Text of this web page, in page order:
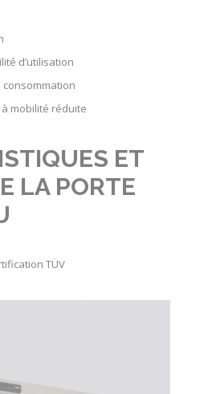
d’utilisation
mobilité réduite
ET
LA PORTE
TÜV